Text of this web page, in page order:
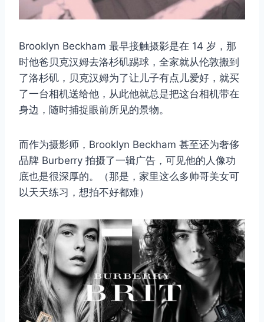
Brooklyn Beckham 最早接触摄影是在 14 岁，那
时他爸贝克汉姆去洛杉矶踢球，全家就从伦敦搬到
了洛杉矶，贝克汉姆为了让儿子有点儿爱好，就买
了一台相机送给他，从此他就总是把这台相机带在
身边，随时捕捉眼前所见的景物。
而作为摄影师，Brooklyn Beckham 甚至还为奢侈
品牌 Burberry 拍摄了一辑广告，可见他的人像功
底也是很深厚的。（那是，家里这么多帅哥美女可
以天天练习，想拍不好都难）